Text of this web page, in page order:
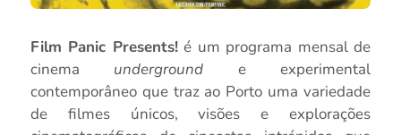
Film Panic Presents!é um programa mensal de
cinema underground e experimental
contemporâneo que traz ao Porto uma variedade
de filmes únicos, visões e explorações